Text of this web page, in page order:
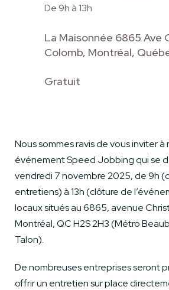
De 9h à 13h
La Maisonnée 6865 Ave
Colomb, Montréal,
Gratuit
Nous sommes ravis de vous inviter à
événement Speed Jobbing qui se
vendredi 7 novembre 2025, de 9h
entretiens) à 13h (clôture de
locaux situés au 6865, avenue
Montréal, QC H2S 2H3 (Métro
Talon).
De nombreuses entreprises seront
offrir un entretien sur place